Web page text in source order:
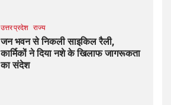
उत्तर प्रदेश राज्य
जन भवन से निकली साइकिल रैली,
कार्मिकों ने दिया नशे के खिलाफ जागरूकता
का संदेश